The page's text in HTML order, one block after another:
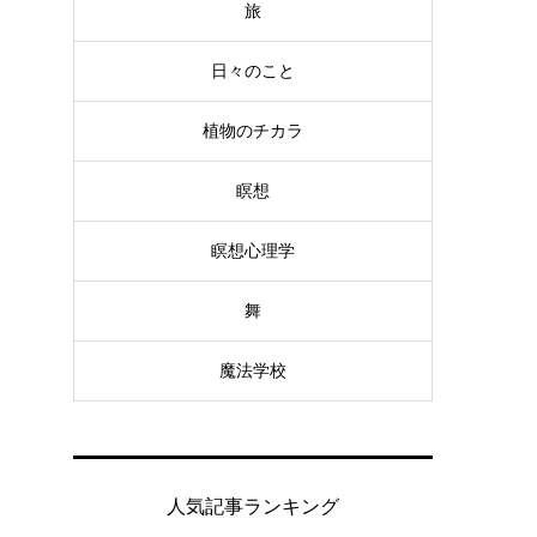
旅
日々のこと
植物のチカラ
瞑想
瞑想心理学
舞
魔法学校
人気記事ランキング